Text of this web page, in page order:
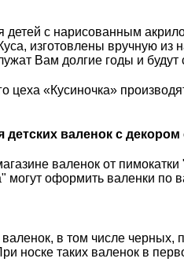
детей с нарисованным
изготовлены вручную
Вам долгие годы и
цеха «Кусиночка»
детских валенок с
валенок от
могут оформить валенки по
в том числе черных,
носке таких валенок в